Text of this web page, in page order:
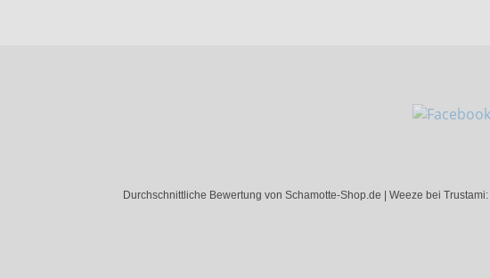
Durchschnittliche Bewertung von Schamotte-Shop.de | Weeze bei Trustami: